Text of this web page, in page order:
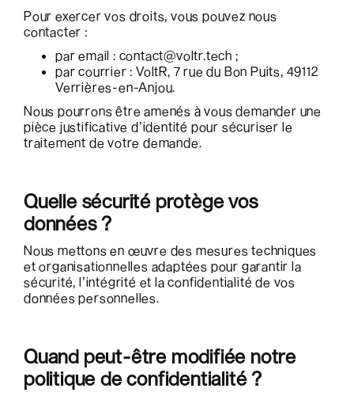
Pour exercer vos droits, vous pouvez nous
contacter :
par email : contact@voltr.tech ;
par courrier : VoltR, 7 rue du Bon Puits, 49112
Verrières-en-Anjou.
Nous pourrons être amenés à vous demander une
pièce justificative d’identité pour sécuriser le
traitement de votre demande.
Quelle sécurité protège vos
données ?
Nous mettons en œuvre des mesures techniques
et organisationnelles adaptées pour garantir la
sécurité, l’intégrité et la confidentialité de vos
données personnelles.
Quand peut-être modifiée notre
politique de confidentialité ?